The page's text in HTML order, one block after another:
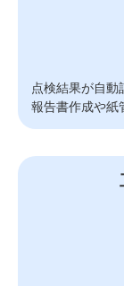
点検結果が自動
報告書作成や紙